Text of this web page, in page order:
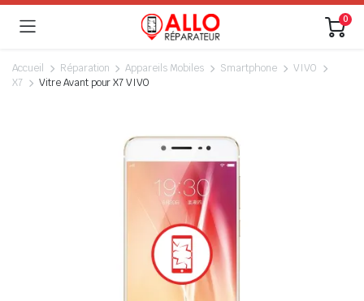
0
Accueil Réparation Appareils Mobiles Smartphone
VIVO
X7
Vitre Avant pour X7 VIVO